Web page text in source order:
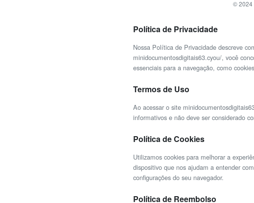
© 2024
Política de Privacidade
Nossa Política de Privacidade descreve
minidocumentosdigitais63.cyou/, você
essenciais para a navegação, como
Termos de Uso
Ao acessar o site
informativos e não deve ser considerado
Política de Cookies
Utilizamos cookies para melhorar a
dispositivo que nos ajudam a entender
configurações do seu navegador.
Política de Reembolso